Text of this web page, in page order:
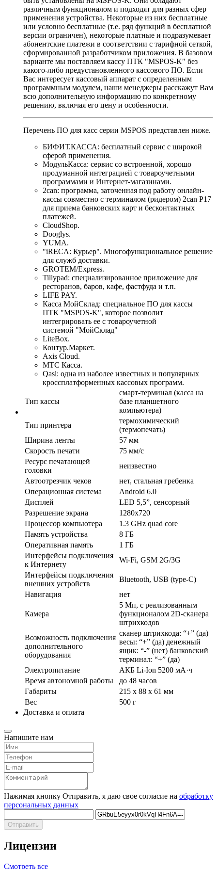
различным функционалом и подходят для разных сфер
применения устройства. Некоторые из них бесплатные
или условно бесплатные (т.е. ряд функций в бесплатной
версии ограничен), некоторые платные и подразумевает
абонентские платежи в соответствии с тарифной сеткой,
сформированной разработчиком приложения. В базовом
варианте мы поставляем кассу ПТК
MSPOS-K
без
какого-либо предустановленного кассового ПО. Если
Вас интересует кассовый аппарат с определенным
программным модулем, наши менеджеры расскажут Вам
всю дополнительную информацию по конкретному
решению, включая его цену и особенности.
Перечень ПО для касс серии MSPOS представлен ниже.
БИФИТ.КАССА: бесплатный сервис с широкой
сферой применения.
МодульКасса: сервис со встроенной, хорошо
продуманной интеграцией с товароучетными
программами и Интернет-магазинами.
2can: программа, заточенная под работу онлайн-
кассы совместно с терминалом (ридером) 2can Р17
для приема банковских карт и бесконтактных
платежей.
CloudShop.
Dooglys.
YUMA.
iRECA: Курьер . Многофункциональное решение
для служб доставки.
GROTEM/Express.
Tillypad: специализированное приложение для
ресторанов, баров, кафе, фастфуда и т.п.
LIFE PAY.
Касса МойСклад: специальное ПО для кассы
ПТК
MSPOS-K , которое позволит
интегрировать ее с товароучетной
системой
МойСклад
LiteBox.
Контур.Маркет.
Axis Cloud.
МТС Касса.
Qasl: одна из наболее известных и популярных
кроссплатформенных кассовых программ.
Тип кассы
смарт-терминал (касса на
базе планшетного
компьютера)
Тип принтера
термохимический
(термопечать)
Ширина ленты
57 мм
Скорость печати
75 мм/с
Ресурс печатающей
головки
неизвестно
Автоотрезчик чеков
нет, стальная гребенка
Операционная система
Android 6.0
Дисплей
LED 5,5”, сенсорный
Разрешение экрана
1280х720
Процессор компьютера
1.3 GHz quad core
Память устройства
8 ГБ
Оперативная память
1 ГБ
Интерфейсы подключения
к Интернету
Wi-Fi, GSM 2G/3G
Интерфейсы подключения
внешних устройств
Bluetooth, USB (type-С)
Навигация
нет
Камера
5 Мп, с реализованным
функционалом 2D-сканера
штрихкодов
Возможность подключения
дополнительного
оборудования
сканер штрихкода: “+” (да)
весы: “+” (да) денежный
ящик: “-” (нет) банковский
терминал: “+” (да)
Электропитание
АКБ Li-Ion 5200 мА·ч
Время автономной работы
до 48 часов
Габариты
215 х 88 х 61 мм
Вес
500 г
Доставка и оплата
Напишите нам
Нажимая кнопку Отправить, я даю свое согласие на обработку
персональных данных
Отправить
Лицензии
Смотреть все